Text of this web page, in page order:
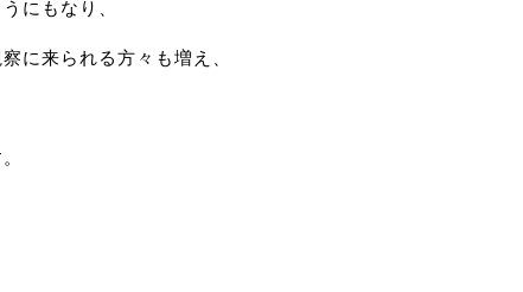
にもなり、
に来られる方々も増え、